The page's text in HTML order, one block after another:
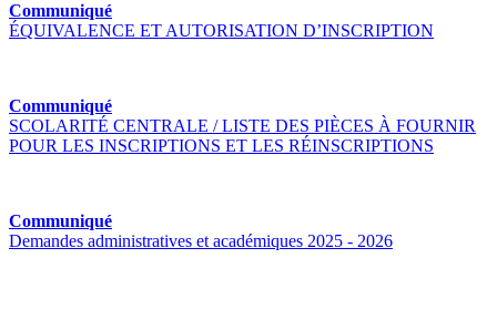
Communiqué
ÉQUIVALENCE ET AUTORISATION D’INSCRIPTION
Communiqué
SCOLARITÉ CENTRALE / LISTE DES PIÈCES À FOURNIR
POUR LES INSCRIPTIONS ET LES RÉINSCRIPTIONS
Communiqué
Demandes administratives et académiques 2025 - 2026